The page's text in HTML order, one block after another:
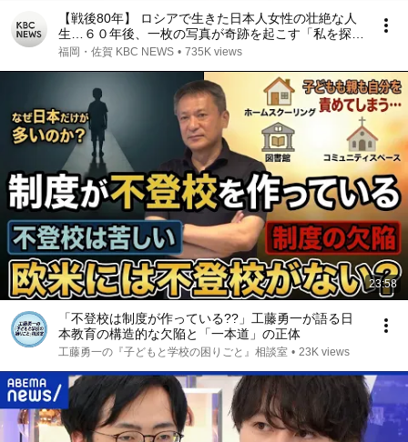
【戦後80年】 ロシアで生きた日本人女性の壮絶な人
生…６０年後、一枚の写真が奇跡を起こす「私を探し
て〜ロシアで育った日本人残留孤児〜」（２００５年
福岡・佐賀 KBC NEWS • 735K views
23:58
「不登校は制度が作っている??」工藤勇一が語る日
本教育の構造的な欠陥と「一本道」の正体
工藤勇一の『子どもと学校の困りごと』相談室 • 23K views